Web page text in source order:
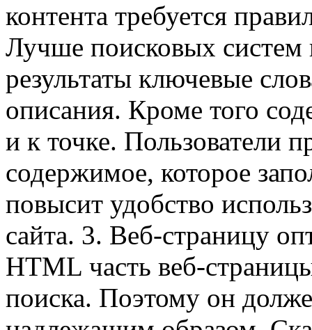
контента требуется
Лучше поисковых систем
результаты ключевые
описания. Кроме того
и к точке. Пользователи
содержимое, которое
повысит удобство
сайта. 3. Веб-страницу
HTML часть веб-
поиска. Поэтому он